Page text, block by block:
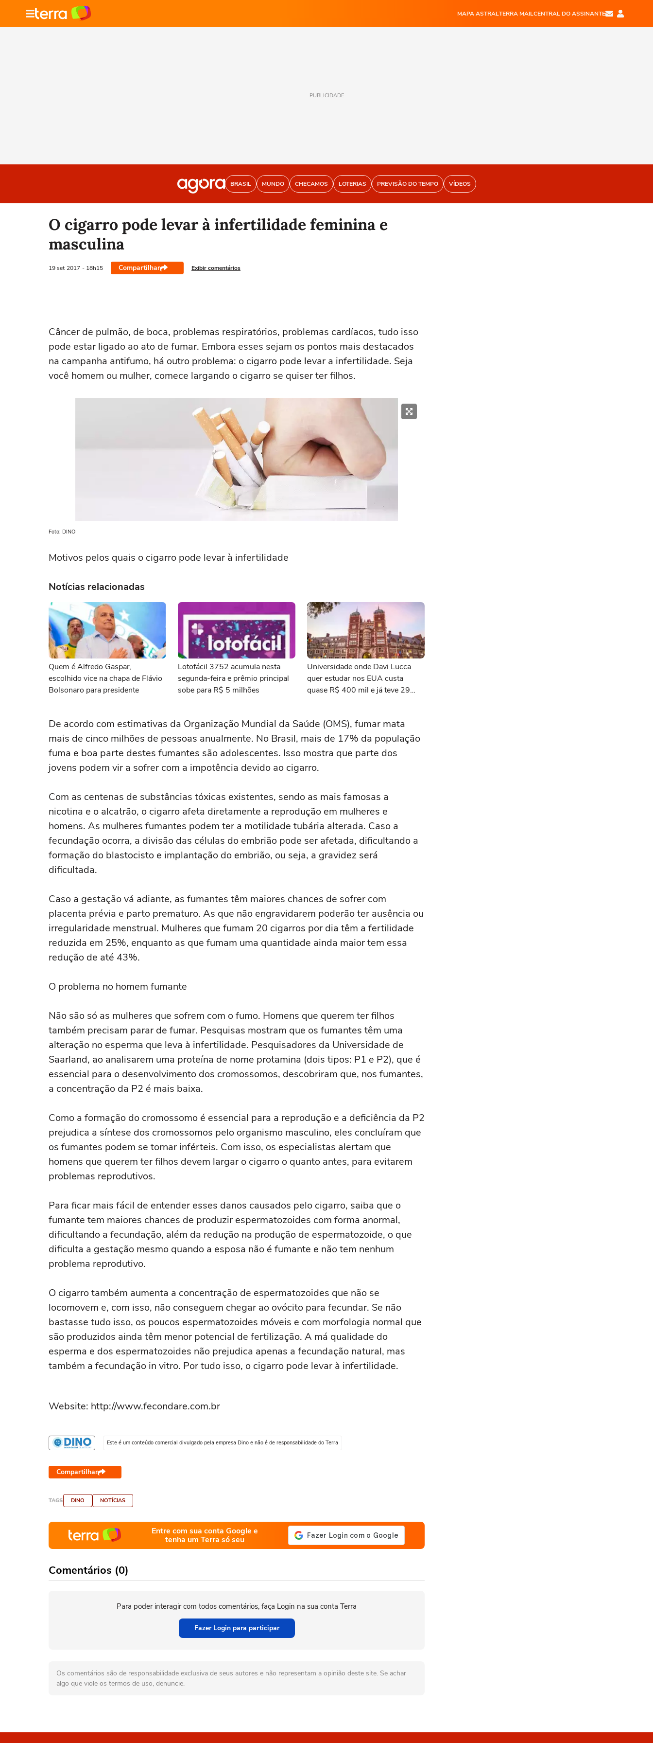
MAPA ASTRALTERRA MAILCENTRAL DO ASSINANTE
PUBLICIDADE
BRASIL MUNDO CHECAMOS LOTERIAS PREVISÃO DO TEMPO VÍDEOS
O cigarro pode levar à infertilidade feminina e
masculina
19 set 2017 - 18h15 Compartilhar Exibir comentários
Câncer de pulmão, de boca, problemas respiratórios, problemas cardíacos, tudo isso
pode estar ligado ao ato de fumar. Embora esses sejam os pontos mais destacados
na campanha antifumo, há outro problema: o cigarro pode levar a infertilidade. Seja
você homem ou mulher, comece largando o cigarro se quiser ter filhos.
Foto: DINO
Motivos pelos quais o cigarro pode levar à infertilidade
Notícias relacionadas
Quem é Alfredo Gaspar,
escolhido vice na chapa de Flávio
Bolsonaro para presidente
Lotofácil 3752 acumula nesta
segunda-feira e prêmio principal
sobe para R$ 5 milhões
Universidade onde Davi Lucca
quer estudar nos EUA custa
quase R$ 400 mil e já teve 29
De acordo com estimativas da Organização Mundial da Saúde (OMS), fumar mata
mais de cinco milhões de pessoas anualmente. No Brasil, mais de 17% da população
fuma e boa parte destes fumantes são adolescentes. Isso mostra que parte dos
jovens podem vir a sofrer com a impotência devido ao cigarro.
Com as centenas de substâncias tóxicas existentes, sendo as mais famosas a
nicotina e o alcatrão, o cigarro afeta diretamente a reprodução em mulheres e
homens. As mulheres fumantes podem ter a motilidade tubária alterada. Caso a
fecundação ocorra, a divisão das células do embrião pode ser afetada, dificultando a
formação do blastocisto e implantação do embrião, ou seja, a gravidez será
dificultada.
Caso a gestação vá adiante, as fumantes têm maiores chances de sofrer com
placenta prévia e parto prematuro. As que não engravidarem poderão ter ausência ou
irregularidade menstrual. Mulheres que fumam 20 cigarros por dia têm a fertilidade
reduzida em 25%, enquanto as que fumam uma quantidade ainda maior tem essa
redução de até 43%.
O problema no homem fumante
Não são só as mulheres que sofrem com o fumo. Homens que querem ter filhos
também precisam parar de fumar. Pesquisas mostram que os fumantes têm uma
alteração no esperma que leva à infertilidade. Pesquisadores da Universidade de
Saarland, ao analisarem uma proteína de nome protamina (dois tipos: P1 e P2), que é
essencial para o desenvolvimento dos cromossomos, descobriram que, nos fumantes,
a concentração da P2 é mais baixa.
Como a formação do cromossomo é essencial para a reprodução e a deficiência da P2
prejudica a síntese dos cromossomos pelo organismo masculino, eles concluíram que
os fumantes podem se tornar inférteis. Com isso, os especialistas alertam que
homens que querem ter filhos devem largar o cigarro o quanto antes, para evitarem
problemas reprodutivos.
Para ficar mais fácil de entender esses danos causados pelo cigarro, saiba que o
fumante tem maiores chances de produzir espermatozoides com forma anormal,
dificultando a fecundação, além da redução na produção de espermatozoide, o que
dificulta a gestação mesmo quando a esposa não é fumante e não tem nenhum
problema reprodutivo.
O cigarro também aumenta a concentração de espermatozoides que não se
locomovem e, com isso, não conseguem chegar ao ovócito para fecundar. Se não
bastasse tudo isso, os poucos espermatozoides móveis e com morfologia normal que
são produzidos ainda têm menor potencial de fertilização. A má qualidade do
esperma e dos espermatozoides não prejudica apenas a fecundação natural, mas
também a fecundação in vitro. Por tudo isso, o cigarro pode levar à infertilidade.
Website: http://www.fecondare.com.br
Este é um conteúdo comercial divulgado pela empresa Dino e não é de responsabilidade do Terra
Compartilhar
TAGS DINO NOTÍCIAS
Entre com sua conta Google e
tenha um Terra só seu
Comentários (0)
Para poder interagir com todos comentários, faça Login na sua conta Terra
Fazer Login para participar
Os comentários são de responsabilidade exclusiva de seus autores e não representam a opinião deste site. Se achar
algo que viole os termos de uso, denuncie.